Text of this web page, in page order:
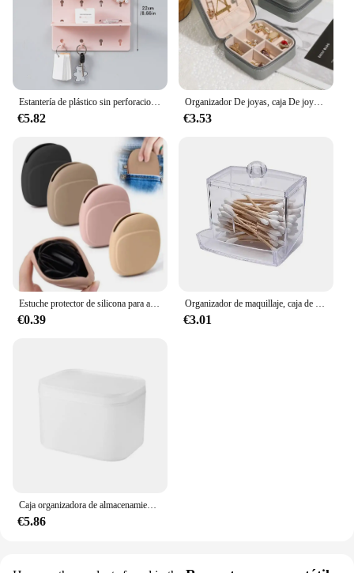
Estantería de plástico sin perforaciones para pared, colgante de pared para baño, dormitorio de estudiantes, agujero para cabecera, 1 ud./2 uds./4 Uds.
€5.82
Organizador De joyas, caja De joyería De viaje, caja De joyería portátil, almacenamiento De cuero, Joyeros Organizador De Joyas
€3.53
€0.39 €3.01
€5.86